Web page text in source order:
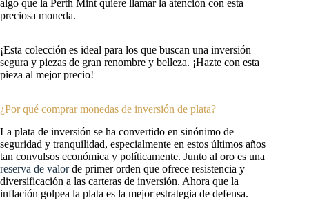
algo que la Perth Mint quiere llamar la atención con esta
preciosa moneda.
¡Esta colección es ideal para los que buscan una inversión
segura y piezas de gran renombre y belleza. ¡Hazte con esta
pieza al mejor precio!
¿Por qué comprar monedas de inversión de plata?
La plata de inversión se ha convertido en sinónimo de
seguridad y tranquilidad, especialmente en estos últimos años
tan convulsos económica y políticamente. Junto al oro es una
reserva de valorde primer orden que ofrece resistencia y
diversificación a las carteras de inversión. Ahora que la
inflación golpea la plata es la mejor estrategia de defensa.